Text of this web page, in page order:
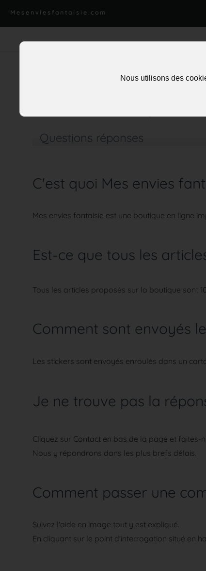
Nous utilisons des
Mesenviesfantaisie.com
Questions
Questions réponses
C'est quoi Mes envies
Mes envies fantaisie est une boutique en ligne
Est-ce que tous les
Tous les articles proposés sur la boutique sont
Comment sont envoyés
Les stickers sont envoyés enroulés dans un
Je ne trouve pas la
Cliquez sur Contact en bas de la page et faites-
Nous y répondrons dans les plus brefs délais.
Comment passer une
Suivez l'aide en image tout y est expliqué.
En cliquant sur le point d'interrogation situé en